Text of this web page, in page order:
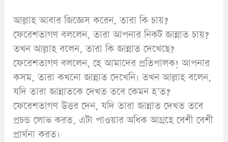
আল্লাহ আবার জিজ্ঞেস করেন, তারা কি চায়?
ফেরেশতাগণ বললেন, তারা আপনার নিকট জান্নাত চায়?
তখন আল্লাহ বলেন, তারা কি জান্নাত দেখেছে?
ফেরেশতাগণ বললেন, হে আমাদের প্রতিপালক! আপনার
কসম, তারা কখনো জান্নাত দেখেনি। তখন আল্লাহ বলেন,
যদি তারা জান্নাতকে দেখত তবে কেমন হ’ত?
ফেরেশতাগণ উত্তর দেন, যদি তারা জান্নাত দেখত তবে
প্রচন্ড লোভ করত, এটা পাওয়ার অধিক আগ্রহে বেশী বেশী
প্রার্থনা করত।